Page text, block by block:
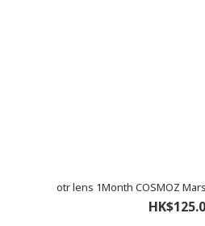
otr lens 1Month COSMOZ